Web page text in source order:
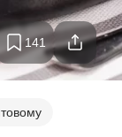
141